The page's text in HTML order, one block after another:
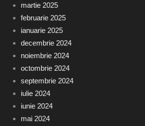
martie 2025
februarie 2025
ianuarie 2025
decembrie 2024
noiembrie 2024
octombrie 2024
septembrie 2024
iulie 2024
iunie 2024
mai 2024